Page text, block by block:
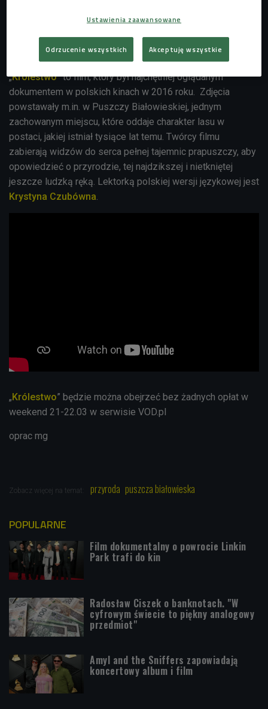
Kadr z dokumentu "Królestwo" Foto: mat promocyjne
„Królestwo” to film, który był najchętniej oglądanym
dokumentem w polskich kinach w 2016 roku. Zdjęcia
powstawały m.in. w Puszczy Białowieskiej, jednym
zachowanym miejscu, które oddaje charakter lasu w
postaci, jakiej istniał tysiące lat temu. Twórcy filmu
zabierają widzów do serca pełnej tajemnic prapuszczy, aby
opowiedzieć o przyrodzie, tej najdzikszej i nietkniętej
jeszcze ludzką ręką. Lektorką polskiej wersji językowej jest
Krystyna Czubówna.
„Królestwo” będzie można obejrzeć bez żadnych opłat w
weekend 21-22.03 w serwisie VOD.pl
oprac mg
Zobacz więcej na temat: przyroda puszcza białowieska
POPULARNE
Film dokumentalny o powrocie Linkin
Park trafi do kin
Radosław Ciszek o banknotach. "W
cyfrowym świecie to piękny analogowy
przedmiot"
Amyl and the Sniffers zapowiadają
koncertowy album i film
Ustawienia zaawansowane
Odrzucenie wszystkich Akceptuję wszystkie